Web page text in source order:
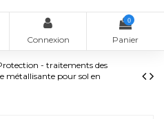
Connexion
0
Panier
- traitements des
métallisante pour sol en